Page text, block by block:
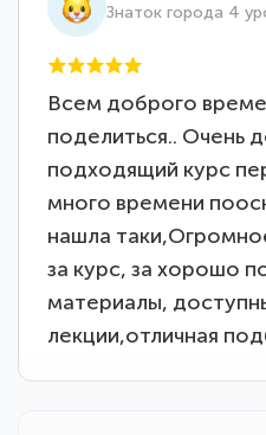
Знаток города 4
Всем доброго
поделиться.. Очень
подходящий курс
много времени
нашла
за курс, за хорошо
материалы,
лекции,отличная